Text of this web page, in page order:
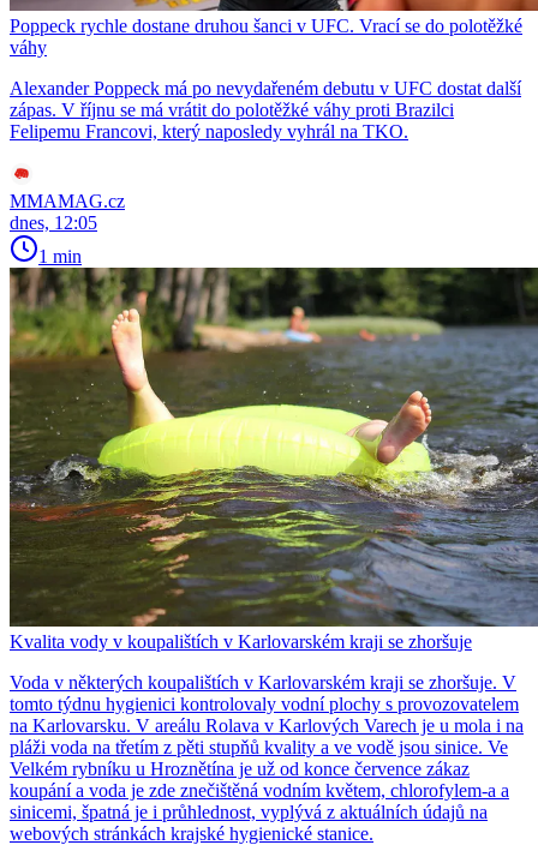
Poppeck rychle dostane druhou šanci v UFC. Vrací se do polotěžké
váhy
Alexander Poppeck má po nevydařeném debutu v UFC dostat další
zápas. V říjnu se má vrátit do polotěžké váhy proti Brazilci
Felipemu Francovi, který naposledy vyhrál na TKO.
MMAMAG.cz
dnes, 12:05
1 min
Kvalita vody v koupalištích v Karlovarském kraji se zhoršuje
Voda v některých koupalištích v Karlovarském kraji se zhoršuje. V
tomto týdnu hygienici kontrolovaly vodní plochy s provozovatelem
na Karlovarsku. V areálu Rolava v Karlových Varech je u mola i na
pláži voda na třetím z pěti stupňů kvality a ve vodě jsou sinice. Ve
Velkém rybníku u Hroznětína je už od konce července zákaz
koupání a voda je zde znečištěná vodním květem, chlorofylem-a a
sinicemi, špatná je i průhlednost, vyplývá z aktuálních údajů na
webových stránkách krajské hygienické stanice.